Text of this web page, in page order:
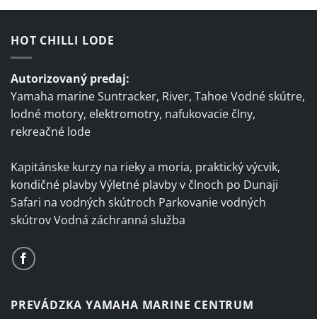
HOT CHILLI LODE
Autorizovaný predaj:
Yamaha marine Suntracker, River, Tahoe Vodné skútre,
lodné motory, elektromotry, nafukovacie člny,
rekreačné lode
Kapitánske kurzy na rieky a moria, praktický výcvik,
kondičné plavby Výletné plavby v člnoch po Dunaji
Safari na vodných skútroch Parkovanie vodných
skútrov Vodná záchranná služba
PREVÁDZKA YAMAHA MARINE CENTRUM